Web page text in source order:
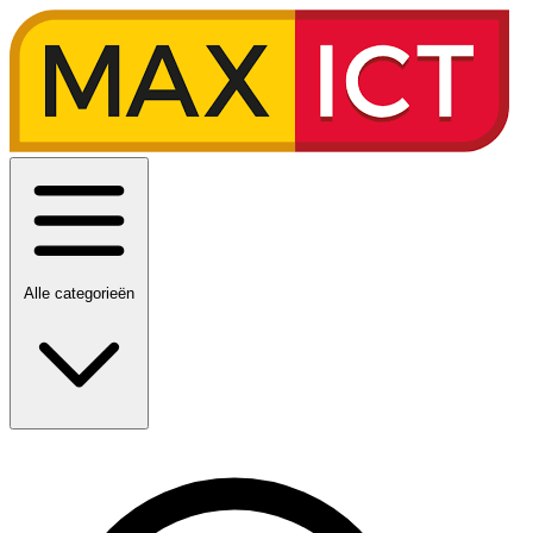
Alle categorieën